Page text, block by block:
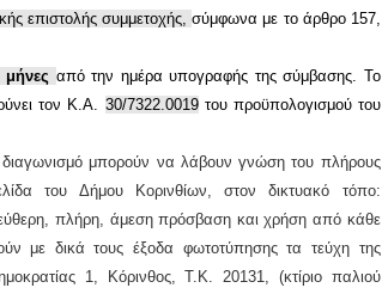
επιστολής συμμετοχής,σύμφωνα με το άρθρο 157,
μήνες από την ημέρα υπογραφής της σύμβασης. Το
τον Κ.Α. 30/7322.0019του προϋπολογισμού του
διαγωνισμό μπορούν να λάβουν γνώση του πλήρους
του Δήμου Κορινθίων, στον δικτυακό τόπο:
πλήρη, άμεση πρόσβαση και χρήση από κάθε
με δικά τους έξοδα φωτοτύπησης τα τεύχη της
1, Κόρινθος,Τ.Κ. 20131 , (κτίριο παλιού